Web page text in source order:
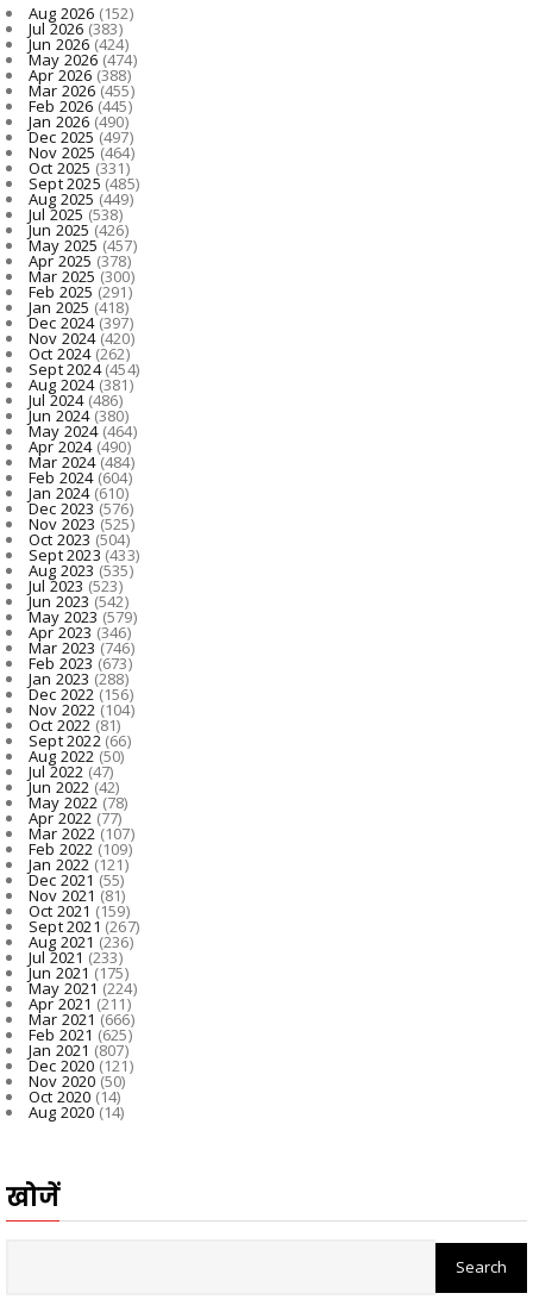
Aug 2026 (152)
Jul 2026 (383)
Jun 2026(424)
May 2026(474)
Apr 2026 (388)
Mar 2026(455)
Feb 2026 (445)
Jan 2026 (490)
Dec 2025(497)
Nov 2025 (464)
Oct 2025 (331)
Sept 2025 (485)
Aug 2025 (449)
Jul 2025 (538)
Jun 2025(426)
May 2025(457)
Apr 2025 (378)
Mar 2025 (300)
Feb 2025 (291)
Jan 2025 (418)
Dec 2024(397)
Nov 2024(420)
Oct 2024(262)
Sept 2024(454)
Aug 2024(381)
Jul 2024(486)
Jun 2024(380)
May 2024(464)
Apr 2024(490)
Mar 2024(484)
Feb 2024(604)
Jan 2024(610)
Dec 2023(576)
Nov 2023 (525)
Oct 2023 (504)
Sept 2023 (433)
Aug 2023 (535)
Jul 2023 (523)
Jun 2023(542)
May 2023(579)
Apr 2023 (346)
Mar 2023 (746)
Feb 2023 (673)
Jan 2023 (288)
Dec 2022(156)
Nov 2022 (104)
Oct 2022 (81)
Sept 2022(66)
Aug 2022 (50)
Jul 2022 (47)
Jun 2022(42)
May 2022(78)
Apr 2022 (77)
Mar 2022(107)
Feb 2022 (109)
Jan 2022 (121)
Dec 2021 (55)
Nov 2021 (81)
Oct 2021 (159)
Sept 2021 (267)
Aug 2021 (236)
Jul 2021 (233)
Jun 2021(175)
May 2021(224)
Apr 2021 (211)
Mar 2021 (666)
Feb 2021 (625)
Jan 2021 (807)
Dec 2020(121)
Nov 2020 (50)
Oct 2020 (14)
Aug 2020(14)
खोजें